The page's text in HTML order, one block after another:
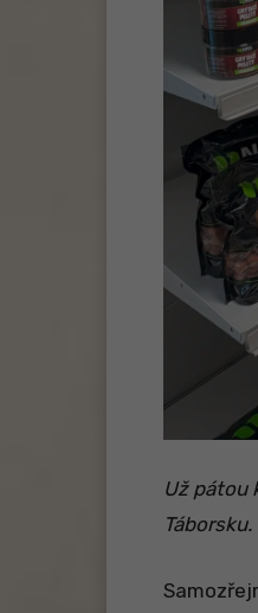
Už pátou